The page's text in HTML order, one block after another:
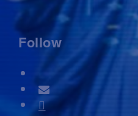
Home
Video –
Follow